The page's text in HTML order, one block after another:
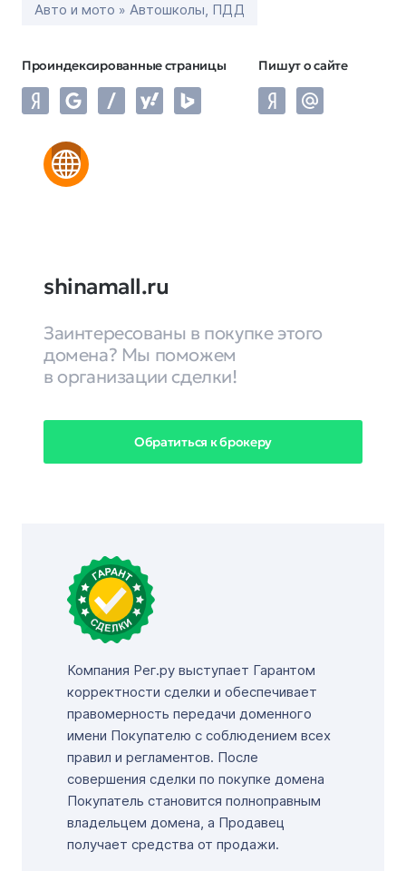
Авто и мото » Автошколы, ПДД
Проиндексированные страницы Пишут о сайте
shinamall.ru
Заинтересованы в покупке этого
домена? Мы поможем
в организации сделки!
Обратиться к брокеру
Компания Рег.ру выступает Гарантом
корректности сделки и обеспечивает
правомерность передачи доменного
имени Покупателю с соблюдением всех
правил и регламентов. После
совершения сделки по покупке домена
Покупатель становится полноправным
владельцем домена, а Продавец
получает средства от продажи.